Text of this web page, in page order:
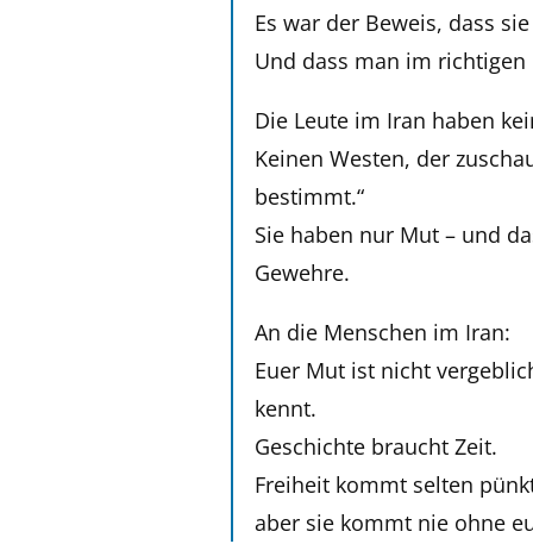
Es war der Beweis, dass
Und dass man im
Die Leute im Iran haben
Keinen Westen, der
bestimmt.“
Sie haben nur Mut – und
Gewehre.
An die Menschen im Iran:
Euer Mut ist nicht
kennt.
Geschichte braucht Zeit.
Freiheit kommt selten
aber sie kommt nie ohne